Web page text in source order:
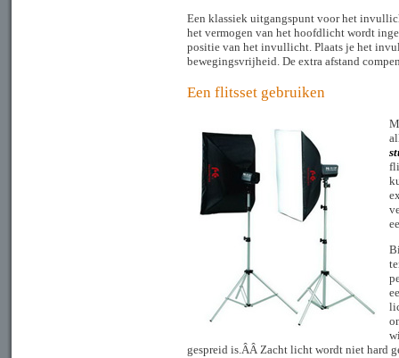
Een klassiek uitgangspunt voor het
het vermogen van het hoofdlicht wordt
positie van het invullicht. Plaats je het
bewegingsvrijheid. De extra afstand
Een flitsset gebruiken
gespreid is.ÂÂ Zacht licht wordt niet hard